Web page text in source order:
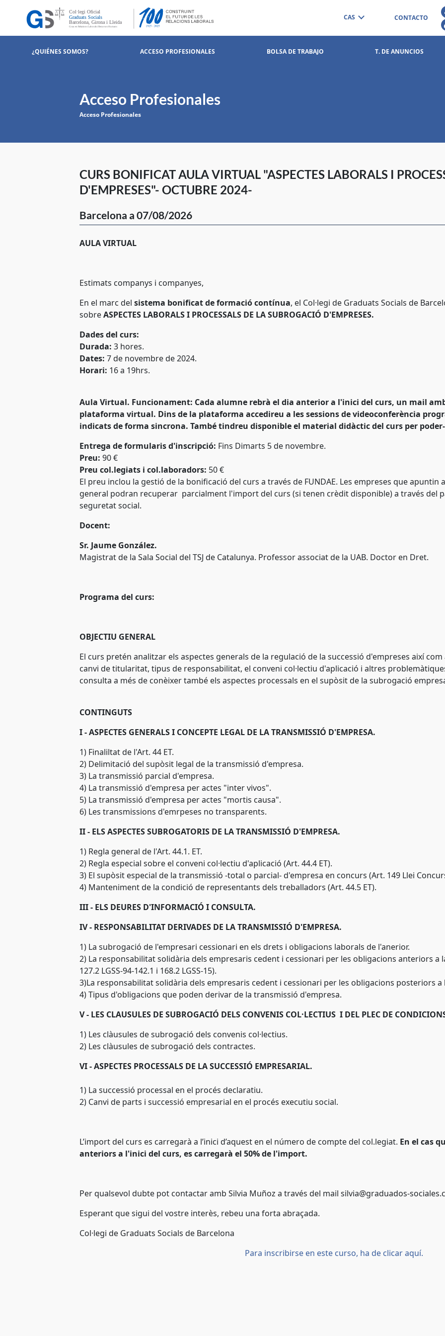
CAS CONTACTO
¿QUIÉNES SOMOS? ACCESO PROFESIONALES BOLSA DE TRABAJO T. DE ANUNCIOS
Acceso Profesionales
Acceso Profesionales
CURS BONIFICAT AULA VIRTUAL "ASPECTES LABORALS I
D'EMPRESES"- OCTUBRE 2024-
Barcelona a 07/08/2026
AULA VIRTUAL
Estimats companys i companyes,
En el marc del sistema bonificat de formació contínua, el Col·legi de Graduats Socials de
sobreASPECTES LABORALS I PROCESSALS DE LA SUBROGACIÓ D'EMPRESES.
Dades del curs:
Durada: 3 hores.
Dates: 7 de novembre de 2024.
Horari: 16 a 19hrs.
Aula Virtual. Funcionament: Cada alumne rebrà el dia anterior a l'inici del curs, un mail
plataforma virtual. Dins de la plataforma accedireu a les sessions de videoconferència
indicats de forma sincrona. També tindreu disponible el material didàctic del curs per
Entrega de formularis d'inscripció: Fins Dimarts 5 de novembre.
Preu: 90 €
Preu col.legiats i col.laboradors: 50 €
El preu inclou la gestió de la bonificació del curs a través de FUNDAE. Les empreses que
general podran recuperar parcialment l'import del curs (si tenen crèdit disponible) a través del
seguretat social.
Docent:
Sr. Jaume González.
Magistrat de la Sala Social del TSJ de Catalunya. Professor associat de la UAB. Doctor en Dret.
Programa del curs:
OBJECTIU GENERAL
El curs pretén analitzar els aspectes generals de la regulació de la successió d'empreses així
canvi de titularitat, tipus de responsabilitat, el conveni col·lectiu d'aplicació i altres
consulta a més de conèixer també els aspectes processals en el supòsit de la subrogació
CONTINGUTS
I - ASPECTES GENERALS I CONCEPTE LEGAL DE LA TRANSMISSIÓ D'EMPRESA.
1) Finaliltat de l'Art. 44 ET.
2) Delimitació del supòsit legal de la transmissió d'empresa.
3) La transmissió parcial d'empresa.
4) La transmissió d'empresa per actes "inter vivos".
5) La transmissió d'empresa per actes "mortis causa".
6) Les transmissions d'emrpeses no transparents.
II - ELS ASPECTES SUBROGATORIS DE LA TRANSMISSIÓ D'EMPRESA.
1) Regla general de l'Art. 44.1. ET.
2) Regla especial sobre el conveni col·lectiu d'aplicació (Art. 44.4 ET).
3) El supòsit especial de la transmissió -total o parcial- d'empresa en concurs (Art. 149 Llei
4) Manteniment de la condició de representants dels treballadors (Art. 44.5 ET).
III - ELS DEURES D'INFORMACIÓ I CONSULTA.
IV - RESPONSABILITAT DERIVADES DE LA TRANSMISSIÓ D'EMPRESA.
1) La subrogació de l'empresari cessionari en els drets i obligacions laborals de l'anerior.
2) La responsabilitat solidària dels empresaris cedent i cessionari per les obligacions anteriors a
127.2 LGSS-94-142.1 i 168.2 LGSS-15).
3)La responsabilitat solidària dels empresaris cedent i cessionari per les obligacions posteriors a
4) Tipus d'obligacions que poden derivar de la transmissió d'empresa.
V - LES CLAUSULES DE SUBROGACIÓ DELS CONVENIS COL·LECTIUS I DEL PLEC DE
1) Les clàusules de subrogació dels convenis col·lectius.
2) Les clàusules de subrogació dels contractes.
VI - ASPECTES PROCESSALS DE LA SUCCESSIÓ EMPRESARIAL.
1) La successió processal en el procés declaratiu.
2) Canvi de parts i successió empresarial en el procés executiu social.
L’import del curs es carregarà a l’inici d’aquest en el número de compte del col.legiat. En el cas
anteriors a l'inici del curs, es carregarà el 50% de l'import.
Per qualsevol dubte pot contactar amb Silvia Muñoz a través del mail silvia@graduados-
Esperant que sigui del vostre interès, rebeu una forta abraçada.
Col·legi de Graduats Socials de Barcelona
Para inscribirse en este curso, ha de clicar aquí.